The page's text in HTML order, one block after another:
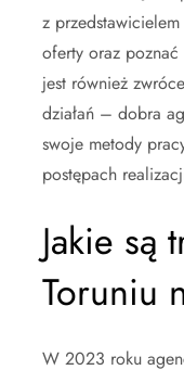
z
oferty oraz
jest również
działań – dobra
swoje metody
postępach
Jakie są
Toruniu
W 2023 roku